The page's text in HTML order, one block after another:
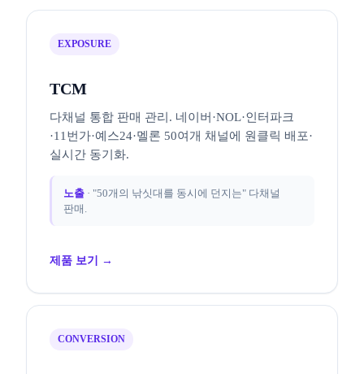
EXPOSURE
TCM
다채널 통합 판매 관리. 네이버·NOL·인터파크
·11번가·예스24·멜론 50여개 채널에 원클릭 배포·
실시간 동기화.
노출· "50개의 낚싯대를 동시에 던지는" 다채널
판매.
제품 보기 →
CONVERSION